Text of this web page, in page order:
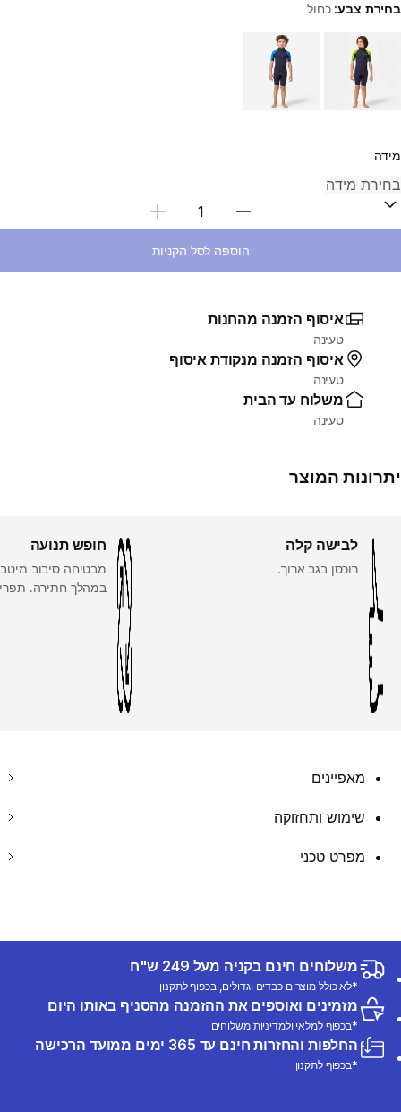
בחירת צבע:כחול
Choose a variant
מידה
בחירת כמות
הוספה לסל הקניות
איסוף הזמנה מהחנות
טעינה
איסוף הזמנה מנקודת איסוף
טעינה
משלוח עד הבית
טעינה
יתרונות המוצר
לבישה קלה
רוכסן בגב ארוך.
חופש תנועה
מבטיחה סיבוב
במהלך חתירה.
מאפיינים
שימוש ותחזוקה
מפרט טכני
משלוחים חינם בקניה מעל 249 ש"ח
*לא כולל מוצרים כבדים וגדולים, בכפוף לתקנון
מזמינים ואוספים את ההזמנה מהסניף באותו היום
*בכפוף למלאי ולמדיניות משלוחים
החלפות והחזרות חינם עד 365 ימים ממועד הרכישה
*בכפוף לתקנון